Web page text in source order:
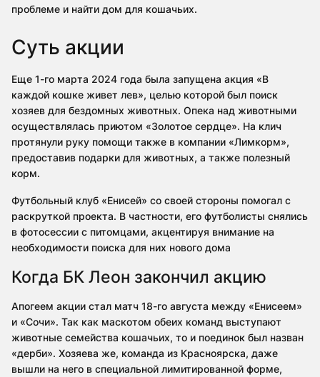
проблеме и найти дом для кошачьих.
Суть акции
Еще 1-го марта 2024 года была запущена акция «В
каждой кошке живет лев», целью которой был поиск
хозяев для бездомных животных. Опека над животными
осуществлялась приютом «Золотое сердце». На клич
протянули руку помощи также в компании «Лимкорм»,
предоставив подарки для животных, а также полезный
корм.
Футбольный клуб «Енисей» со своей стороны помогал с
раскруткой проекта. В частности, его футболисты снялись
в фотосессии с питомцами, акцентируя внимание на
необходимости поиска для них нового дома
Когда БК Леон закончил акцию
Апогеем акции стал матч 18-го августа между «Енисеем»
и «Сочи». Так как маскотом обеих команд выступают
животные семейства кошачьих, то и поединок был назван
«дерби». Хозяева же, команда из Красноярска, даже
вышли на него в специальной лимитированной форме,